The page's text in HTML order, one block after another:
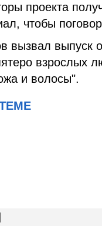
проекта
чтобы
вызвал выпуск
взрослых
и волосы".